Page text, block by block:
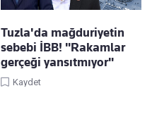
Tuzla'da mağduriyetin
sebebi İBB! "Rakamlar
gerçeği yansıtmıyor"
Kaydet